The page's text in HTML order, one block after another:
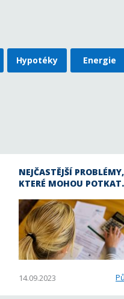
Hypotéky Energie
NEJČASTĚJŠÍ PROBLÉMY,
KTERÉ MOHOU
14.09.2023